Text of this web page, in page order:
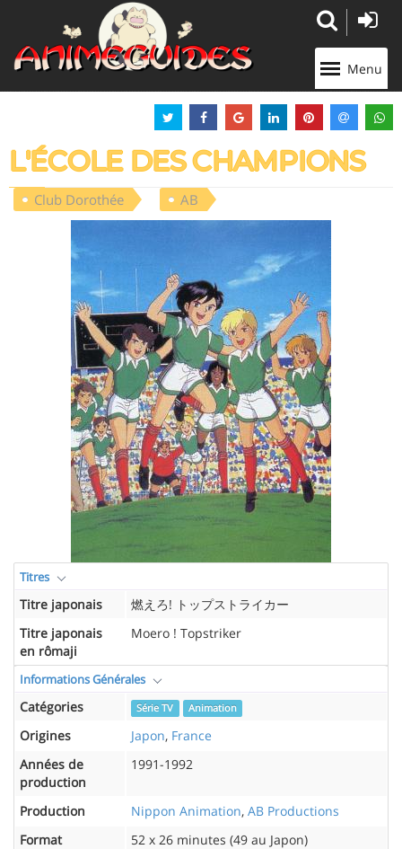
Menu
L'ÉCOLE DES CHAMPIONS
Club Dorothée AB
Titres
Titre japonais
燃えろ! トップストライカー
Titre japonais
en rômaji
Moero ! Topstriker
Informations Générales
Catégories Série TV Animation
Origines Japon, France
Années de
production
1991-1992
Production Nippon Animation, AB Productions
Format
52 x 26 minutes (49 au Japon)
Panneau de gestion des cookies